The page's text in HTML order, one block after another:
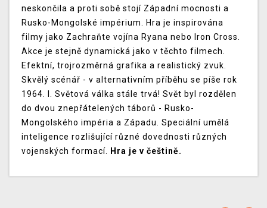
neskončila a proti sobě stojí Západní mocnosti a
Rusko-Mongolské impérium. Hra je inspirována
filmy jako Zachraňte vojína Ryana nebo Iron Cross.
Akce je stejně dynamická jako v těchto filmech.
Efektní, trojrozměrná grafika a realistický zvuk.
Skvělý scénář - v alternativním příběhu se píše rok
1964. I. Světová válka stále trvá! Svět byl rozdělen
do dvou znepřátelených táborů - Rusko-
Mongolského impéria a Západu. Speciální umělá
inteligence rozlišující různé dovednosti různých
vojenských formací. Hra je v češtině.